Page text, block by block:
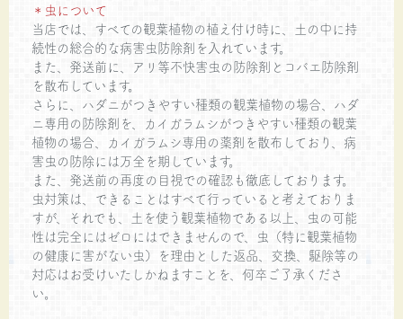
＊虫について
当店では、すべての観葉植物の植え付け時に、土の中に持
続性の総合的な病害虫防除剤を入れています。
また、発送前に、アリ等不快害虫の防除剤とコバエ防除剤
を散布しています。
さらに、ハダニがつきやすい種類の観葉植物の場合、ハダ
ニ専用の防除剤を、カイガラムシがつきやすい種類の観葉
植物の場合、カイガラムシ専用の薬剤を散布しており、病
害虫の防除には万全を期しています。
また、発送前の再度の目視での確認も徹底しております。
虫対策は、できることはすべて行っていると考えておりま
すが、それでも、土を使う観葉植物である以上、虫の可能
性は完全にはゼロにはできませんので、虫（特に観葉植物
の健康に害がない虫）を理由とした返品、交換、駆除等の
対応はお受けいたしかねますことを、何卒ご了承くださ
い。